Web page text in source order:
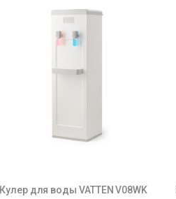
Кулер для воды VATTEN V08WK